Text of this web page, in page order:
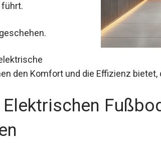
führt.
den Komfort und die Effizienz bietet,